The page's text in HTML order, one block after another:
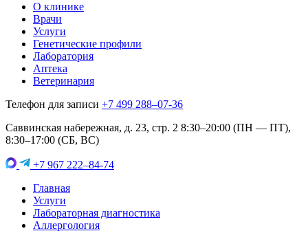
О клинике
Врачи
Услуги
Генетические профили
Лаборатория
Аптека
Ветеринария
Телефон для записи +7 499 288–07-36
Саввинская набережная, д. 23, стр. 2 8:30–20:00 (ПН — ПТ),
8:30–17:00 (СБ, ВС)
+7 967 222–84-74
Главная
Услуги
Лабораторная диагностика
Аллергология